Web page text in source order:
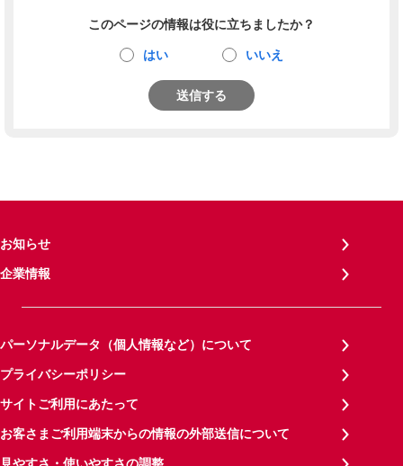
このページの情報は役に立ちましたか？
はい いいえ
送信する
お知らせ
企業情報
パーソナルデータ（個人情報など）について
プライバシーポリシー
サイトご利用にあたって
お客さまご利用端末からの情報の外部送信について